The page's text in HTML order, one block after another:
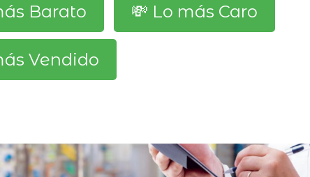
Barato 💸 Lo más Caro
Vendido